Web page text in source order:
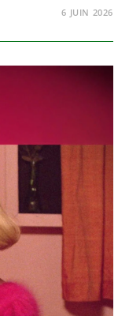
6 JUIN 2026